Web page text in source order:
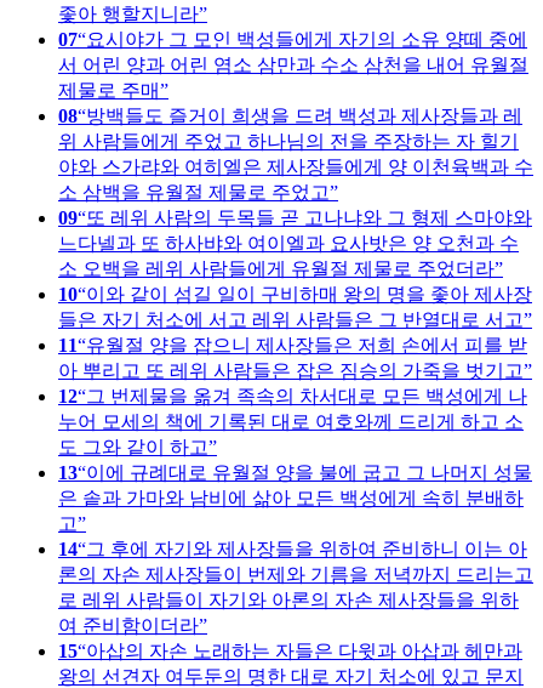
좇아 행할지니라
07 요시야가 그 모인 백성들에게 자기의 소유 양떼 중에
서 어린 양과 어린 염소 삼만과 수소 삼천을 내어 유월절
제물로 주매
08 방백들도 즐거이 희생을 드려 백성과 제사장들과 레
위 사람들에게 주었고 하나님의 전을 주장하는 자 힐기
야와 스가랴와 여히엘은 제사장들에게 양 이천육백과 수
소 삼백을 유월절 제물로 주었고
09 또 레위 사람의 두목들 곧 고나냐와 그 형제 스마야와
느다넬과 또 하사뱌와 여이엘과 요사밧은 양 오천과 수
소 오백을 레위 사람들에게 유월절 제물로 주었더라
10 이와 같이 섬길 일이 구비하매 왕의 명을 좇아 제사장
들은 자기 처소에 서고 레위 사람들은 그 반열대로 서고
11 유월절 양을 잡으니 제사장들은 저희 손에서 피를 받
아 뿌리고 또 레위 사람들은 잡은 짐승의 가죽을 벗기고
12 그 번제물을 옮겨 족속의 차서대로 모든 백성에게 나
누어 모세의 책에 기록된 대로 여호와께 드리게 하고 소
도 그와 같이 하고
13 이에 규례대로 유월절 양을 불에 굽고 그 나머지 성물
은 솥과 가마와 남비에 삶아 모든 백성에게 속히 분배하
고
14 그 후에 자기와 제사장들을 위하여 준비하니 이는 아
론의 자손 제사장들이 번제와 기름을 저녁까지 드리는고
로 레위 사람들이 자기와 아론의 자손 제사장들을 위하
여 준비함이더라
15 아삽의 자손 노래하는 자들은 다윗과 아삽과 헤만과
왕의 선견자 여두둔의 명한 대로 자기 처소에 있고 문지